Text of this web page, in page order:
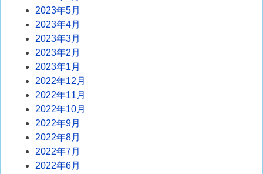
2023年5月
2023年4月
2023年3月
2023年2月
2023年1月
2022年12月
2022年11月
2022年10月
2022年9月
2022年8月
2022年7月
2022年6月